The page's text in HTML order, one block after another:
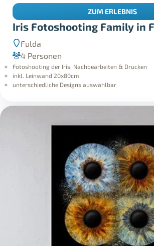
Iris Fotoshooting Family in
Fulda
4 Personen
Fotoshooting der Iris, Nachbearbeiten & Drucken
inkl. Leinwand 20x80cm
unterschiedliche Designs auswählbar
ZUM ERLEBNIS